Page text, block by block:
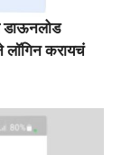
डाऊनलोड
लॉगिन करायचं